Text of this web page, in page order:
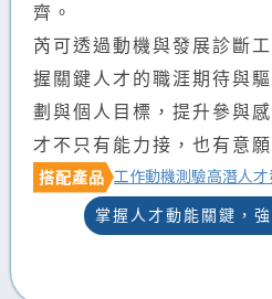
齊。
芮可透過動機與發展診斷
握關鍵人才的職涯期待與
劃與個人目標，提升參與
才不只有能力接，也有意願
搭配產品 工作動機測驗高潛人
掌握人才動能關鍵，